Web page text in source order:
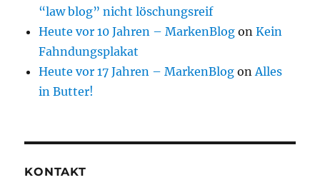
“law blog” nicht löschungsreif
Heute vor 10 Jahren – MarkenBlog onKein
Fahndungsplakat
Heute vor 17 Jahren – MarkenBlog onAlles
in Butter!
KONTAKT